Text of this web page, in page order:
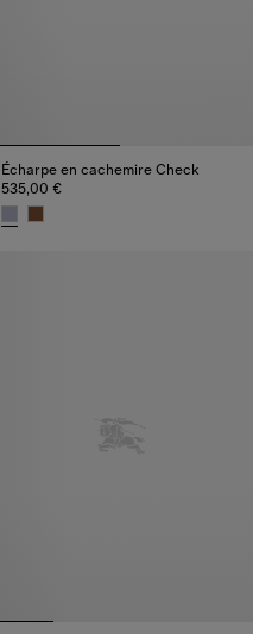
Écharpe en cachemire Check
535,00 €